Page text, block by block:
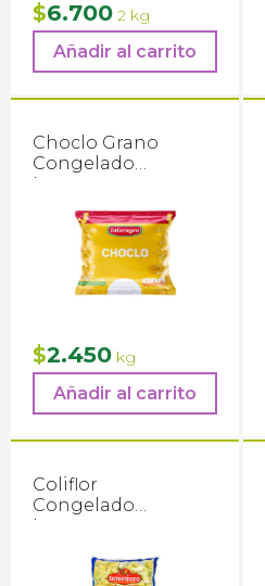
$6.700 2 kg
Añadir al carrito
Choclo Grano
Congelado
Interagro
$2.450 kg
Añadir al carrito
Coliflor
Congelado
Interagro